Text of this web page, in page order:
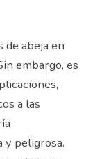
de abeja en
embargo, es
a las
y peligrosa.